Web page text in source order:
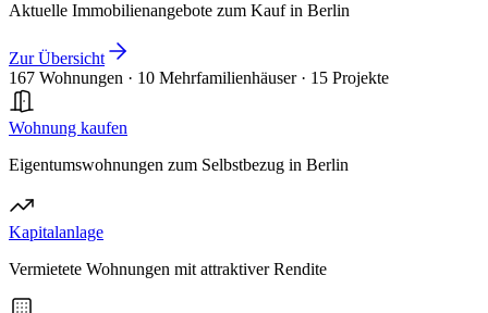
Aktuelle Immobilienangebote zum Kauf in Berlin
Zur Übersicht
167 Wohnungen · 10 Mehrfamilienhäuser · 15 Projekte
Wohnung kaufen
Eigentumswohnungen zum Selbstbezug in Berlin
Kapitalanlage
Vermietete Wohnungen mit attraktiver Rendite